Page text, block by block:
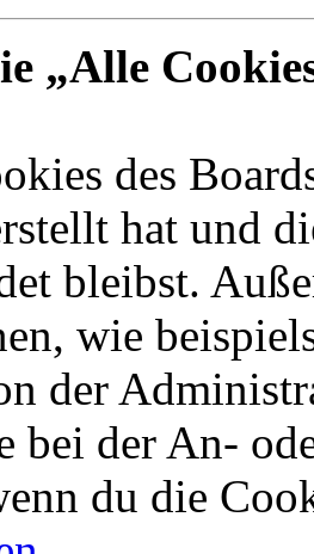
„Alle
des
hat und
bleibst.
wie
der
bei der An-
du die